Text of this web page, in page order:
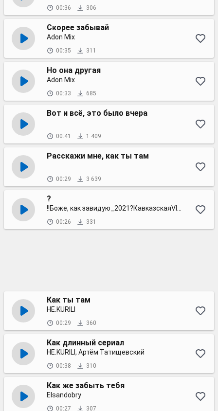
00:36 306
Скорее забывай
Adon Mix
00:35 311
Но она другая
Adon Mix
00:33 685
Вот и всё, это было вчера
00:41 1 409
Расскажи мне, как ты там
00:29 3 639
?
00:26 331
Как ты там
НЕ.KURILI
00:29 360
Как длинный сериал
НЕ.KURILI, Артём Татищевский
00:38 310
Как же забыть тебя
Elsandobry
00:27 307